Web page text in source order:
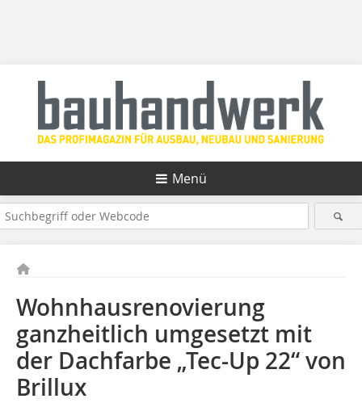
Menü
Wohnhausrenovierung
ganzheitlich umgesetzt mit
der Dachfarbe „Tec-Up 22“ von
Brillux